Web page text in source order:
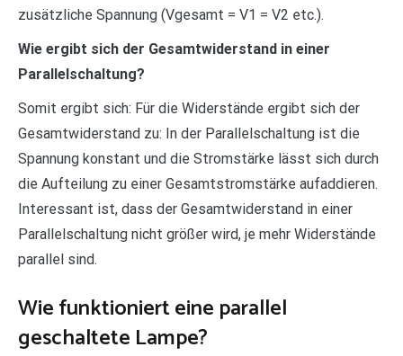
zusätzliche Spannung (Vgesamt = V1 = V2 etc.).
Wie ergibt sich der Gesamtwiderstand in einer
Parallelschaltung?
Somit ergibt sich: Für die Widerstände ergibt sich der
Gesamtwiderstand zu: In der Parallelschaltung ist die
Spannung konstant und die Stromstärke lässt sich durch
die Aufteilung zu einer Gesamtstromstärke aufaddieren.
Interessant ist, dass der Gesamtwiderstand in einer
Parallelschaltung nicht größer wird, je mehr Widerstände
parallel sind.
Wie funktioniert eine parallel
geschaltete Lampe?